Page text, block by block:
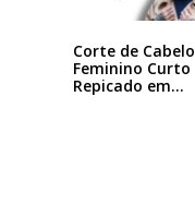
Corte de Cabelo
Feminino Curto
Repicado em